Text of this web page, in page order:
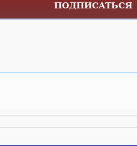
ПОДПИСАТЬСЯ